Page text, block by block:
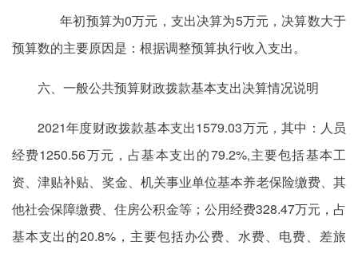
年初预算为0万元，支出决算为5万元，决算数大于
预算数的主要原因是：根据调整预算执行收入支出。
六、一般公共预算财政拨款基本支出决算情况说明
2021年度财政拨款基本支出1579.03万元，其中：人员
经费1250.56万元，占基本支出的79.2%,主要包括基本工
资、津贴补贴、奖金、机关事业单位基本养老保险缴费、其
他社会保障缴费、住房公积金等；公用经费328.47万元，占
基本支出的20.8%，主要包括办公费、水费、电费、差旅